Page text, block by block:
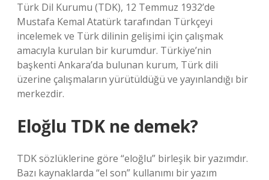
Türk Dil Kurumu (TDK), 12 Temmuz 1932’de
Mustafa Kemal Atatürk tarafından Türkçeyi
incelemek ve Türk dilinin gelişimi için çalışmak
amacıyla kurulan bir kurumdur. Türkiye’nin
başkenti Ankara’da bulunan kurum, Türk dili
üzerine çalışmaların yürütüldüğü ve yayınlandığı bir
merkezdir.
Eloğlu TDK ne demek?
TDK sözlüklerine göre “eloğlu” birleşik bir yazımdır.
Bazı kaynaklarda “el son” kullanımı bir yazım